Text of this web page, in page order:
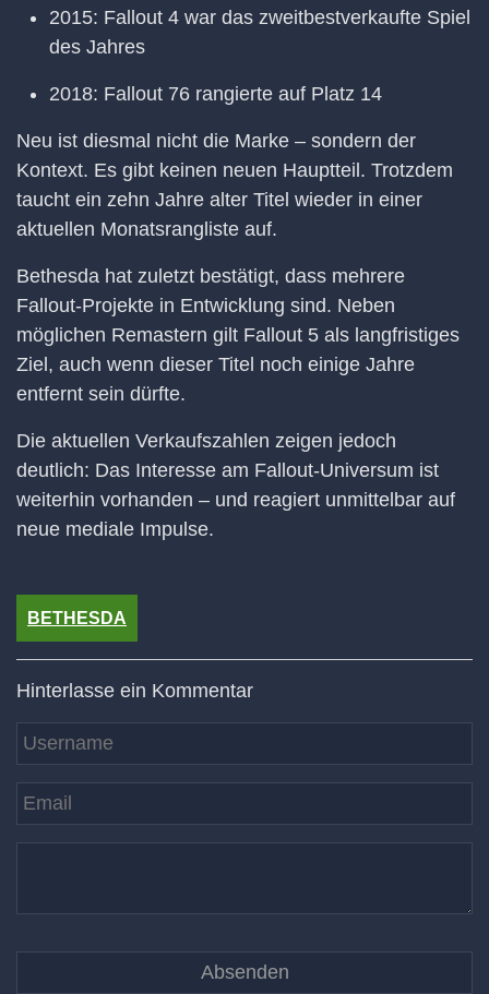
2015: Fallout 4 war das zweitbestverkaufte Spiel
des Jahres
2018: Fallout 76 rangierte auf Platz 14
Neu ist diesmal nicht die Marke – sondern der
Kontext. Es gibt keinen neuen Hauptteil. Trotzdem
taucht ein zehn Jahre alter Titel wieder in einer
aktuellen Monatsrangliste auf.
Bethesda hat zuletzt bestätigt, dass mehrere
Fallout-Projekte in Entwicklung sind. Neben
möglichen Remastern gilt Fallout 5 als langfristiges
Ziel, auch wenn dieser Titel noch einige Jahre
entfernt sein dürfte.
Die aktuellen Verkaufszahlen zeigen jedoch
deutlich: Das Interesse am Fallout-Universum ist
weiterhin vorhanden – und reagiert unmittelbar auf
neue mediale Impulse.
BETHESDA
Hinterlasse ein Kommentar